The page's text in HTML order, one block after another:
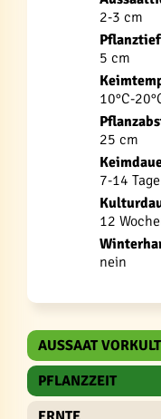
2-3 cm
5 cm
10°C-
25 cm
7-14 Tage
12
nein
AUSSAAT
PFLANZZEIT